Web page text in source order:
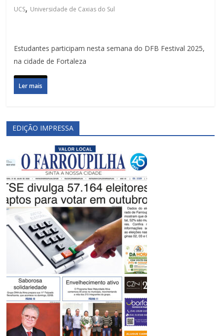
UCS, Universidade de Caxias do Sul
Estudantes participam nesta semana do DFB Festival 2025,
na cidade de Fortaleza
Ler mais
EDIÇÃO IMPRESSA